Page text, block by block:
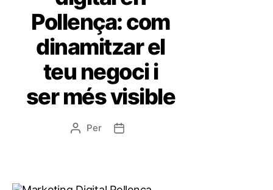
Pollença: com
dinamitzar el
teu negoci i
ser més visible
Per